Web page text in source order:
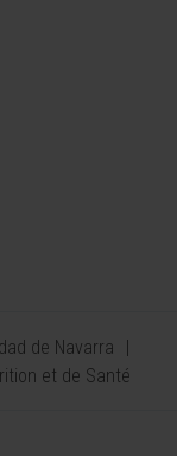
de Navarra
et de Santé